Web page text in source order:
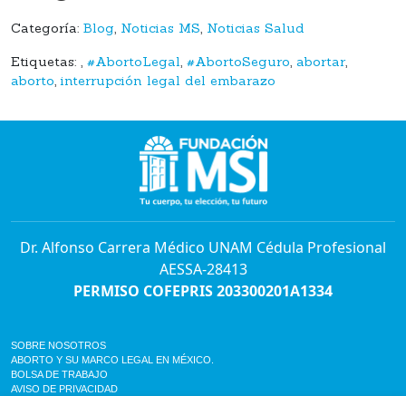
Categoría: Blog, Noticias MS, Noticias Salud
Etiquetas: , #AbortoLegal, #AbortoSeguro, abortar,
aborto,interrupción legal del embarazo
Dr. Alfonso Carrera Médico UNAM Cédula Profesional
AESSA-28413
PERMISO COFEPRIS 203300201A1334
SOBRE NOSOTROS
ABORTO Y SU MARCO LEGAL EN MÉXICO.
BOLSA DE TRABAJO
AVISO DE PRIVACIDAD